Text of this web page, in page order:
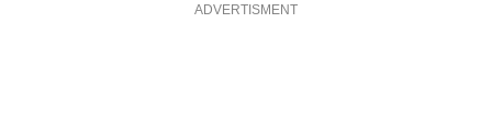
ADVERTISMENT